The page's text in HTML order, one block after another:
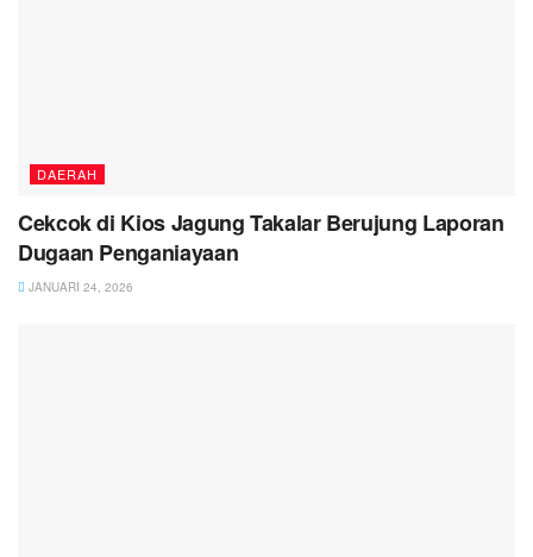
DAERAH
Cekcok di Kios Jagung Takalar Berujung Laporan
Dugaan Penganiayaan
JANUARI 24, 2026